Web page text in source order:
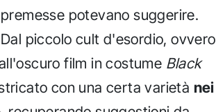
premesse potevano suggerire.
Dal piccolo cult d'esordio, ovvero
film in costume Black
con una certa varietà nei